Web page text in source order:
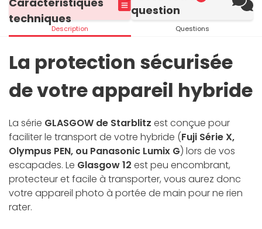
techniques
Description
question
Questions
La protection sécurisée
de votre appareil hybride
La série GLASGOW de Starblitz est conçue pour
faciliter le transport de votre hybride (Fuji Série X,
Olympus PEN, ou Panasonic Lumix G) lors de vos
escapades. Le Glasgow 12 est peu encombrant,
protecteur et facile à transporter, vous aurez donc
votre appareil photo à portée de main pour ne rien
rater.